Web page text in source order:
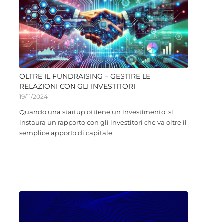
OLTRE IL FUNDRAISING – GESTIRE LE
RELAZIONI CON GLI INVESTITORI
19/11/2024
Quando una startup ottiene un investimento, si
instaura un rapporto con gli investitori che va oltre il
semplice apporto di capitale;